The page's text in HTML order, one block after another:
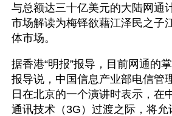
与总额达三十亿美元的大陆网通
市场解读为梅铎欲藉江泽民之子
体市场。
据香港“明报”报导，目前网通的
报导说，中国信息产业部电信管
日在北京的一个演讲时表示，在
通讯技术（3G）过渡之际，将允